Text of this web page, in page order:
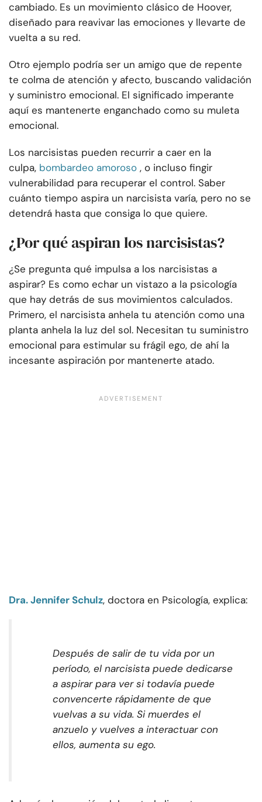
cambiado. Es un movimiento clásico de Hoover,
diseñado para reavivar las emociones y llevarte de
vuelta a su red.
Otro ejemplo podría ser un amigo que de repente
te colma de atención y afecto, buscando validación
y suministro emocional. El significado imperante
aquí es mantenerte enganchado como su muleta
emocional.
Los narcisistas pueden recurrir a caer en la
culpa, bombardeo amoroso , o incluso fingir
vulnerabilidad para recuperar el control. Saber
cuánto tiempo aspira un narcisista varía, pero no se
detendrá hasta que consiga lo que quiere.
¿Por qué aspiran los narcisistas?
¿Se pregunta qué impulsa a los narcisistas a
aspirar? Es como echar un vistazo a la psicología
que hay detrás de sus movimientos calculados.
Primero, el narcisista anhela tu atención como una
planta anhela la luz del sol. Necesitan tu suministro
emocional para estimular su frágil ego, de ahí la
incesante aspiración por mantenerte atado.
Dra. Jennifer Schulz, doctora en Psicología, explica:
Después de salir de tu vida por un
período, el narcisista puede dedicarse
a aspirar para ver si todavía puede
convencerte rápidamente de que
vuelvas a su vida. Si muerdes el
anzuelo y vuelves a interactuar con
ellos, aumenta su ego.